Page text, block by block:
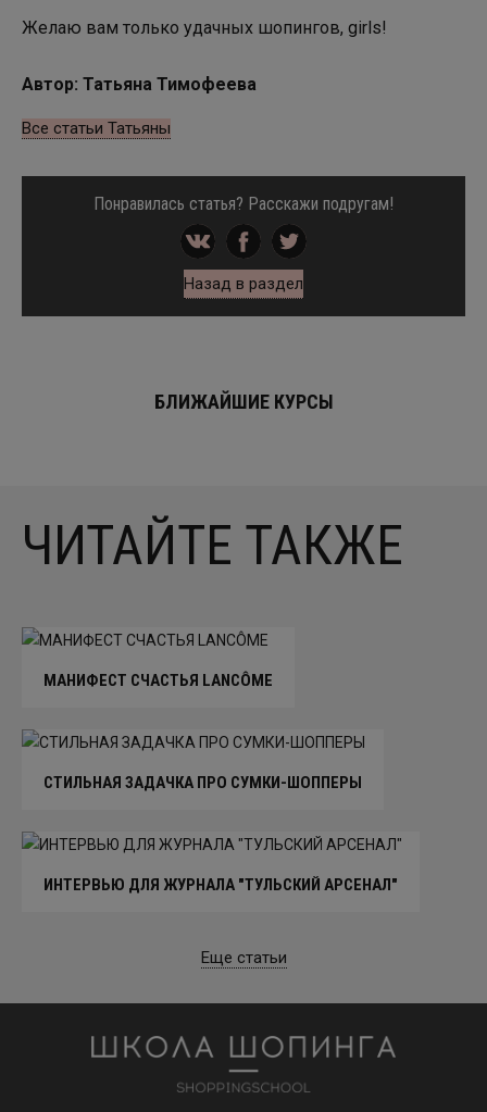
Желаю вам только удачных шопингов, girls!
Автор: Татьяна Тимофеева
Все статьи Татьяны
Понравилась статья? Расскажи подругам!
Назад в раздел
БЛИЖАЙШИЕ КУРСЫ
ЧИТАЙТЕ ТАКЖЕ
МАНИФЕСТ СЧАСТЬЯ LANCÔME
СТИЛЬНАЯ ЗАДАЧКА ПРО СУМКИ-ШОППЕРЫ
ИНТЕРВЬЮ ДЛЯ ЖУРНАЛА "ТУЛЬСКИЙ АРСЕНАЛ"
Еще статьи